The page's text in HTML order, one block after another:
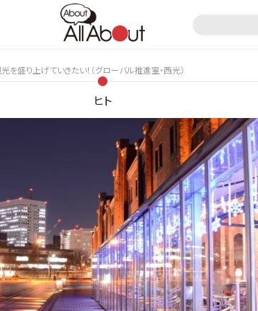
盛り上げていきたい！（グローバル推進室・西光）
ヒト